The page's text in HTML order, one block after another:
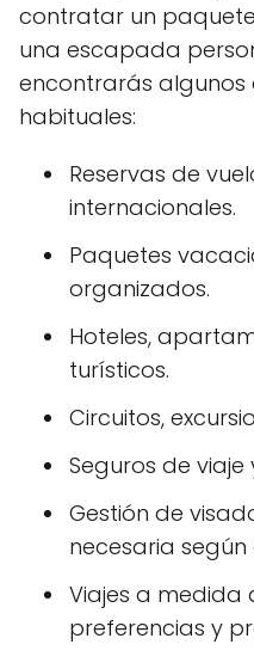
contratar un
una escapada
encontrarás algunos
habituales:
Reservas de
internacionales.
Paquetes
organizados.
Hoteles,
turísticos.
Circuitos,
Seguros de viaje
Gestión de
necesaria según
Viajes a
preferencias y